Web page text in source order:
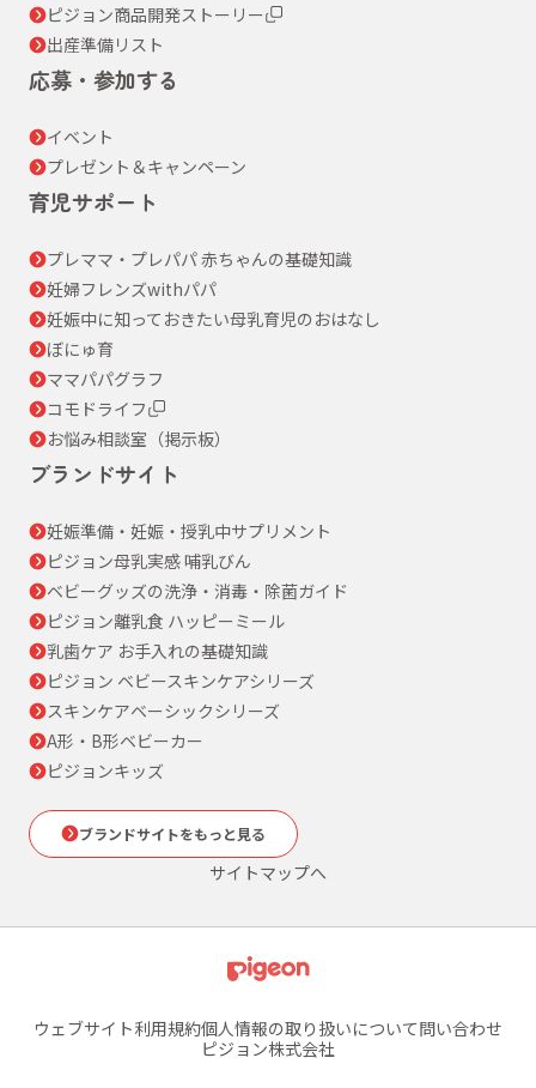
ピジョン商品開発ストーリー
出産準備リスト
応募・参加する
イベント
プレゼント＆キャンペーン
育児サポート
プレママ・プレパパ 赤ちゃんの基礎知識
妊婦フレンズwithパパ
妊娠中に知っておきたい母乳育児のおはなし
ぼにゅ育
ママパパグラフ
コモドライフ
お悩み相談室（掲示板）
ブランドサイト
妊娠準備・妊娠・授乳中サプリメント
ピジョン母乳実感 哺乳びん
ベビーグッズの洗浄・消毒・除菌ガイド
ピジョン離乳食 ハッピーミール
乳歯ケア お手入れの基礎知識
ピジョン ベビースキンケアシリーズ
スキンケアベーシックシリーズ
A形・B形ベビーカー
ピジョンキッズ
ブランドサイトをもっと見る
サイトマップへ
ウェブサイト利用規約個人情報の取り扱いについて問い合わせ
ピジョン株式会社